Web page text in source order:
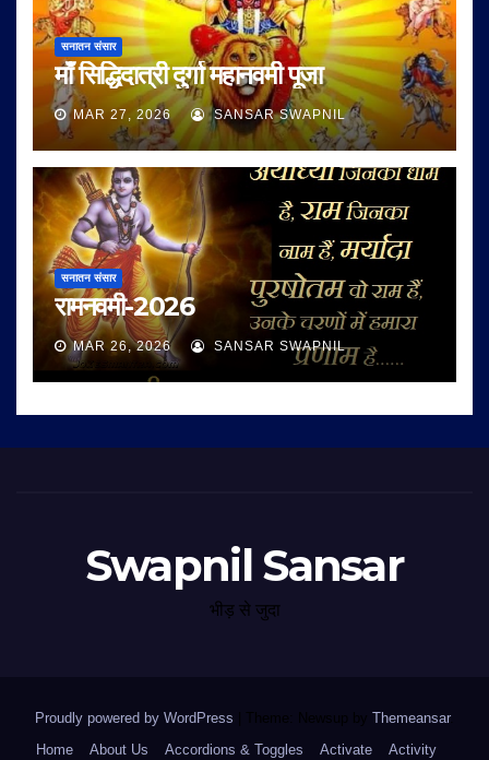
सनातन संसार
माँ सिद्धिदात्री दुर्गा महानवमी पूजा
MAR 27, 2026 SANSAR SWAPNIL
सनातन संसार
रामनवमी-2026
MAR 26, 2026 SANSAR SWAPNIL
Swapnil Sansar
भीड़ से जुदा
Proudly powered by WordPress Theme: Newsup by Themeansar.
Home
About Us Accordions & Toggles Activate
Activity